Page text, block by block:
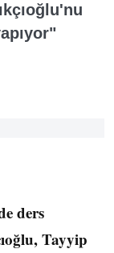
ders
Tayyip